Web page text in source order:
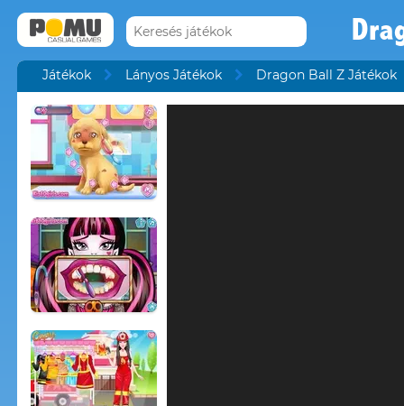
Játékok Lányos Játékok Dragon Ball Z Játékok